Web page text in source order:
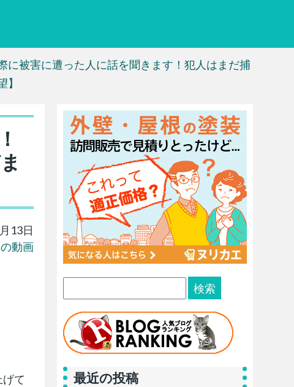
に被害に遭った人に話を聞きます！犯人はまだ捕
13日
動画
て
最近の投稿